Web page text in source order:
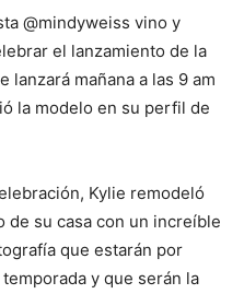
@mindyweiss vino y
el lanzamiento de la
lanzará mañana a las 9 am
la modelo en su perfil de
Kylie remodeló
de su casa con un increíble
que estarán por
y que serán la